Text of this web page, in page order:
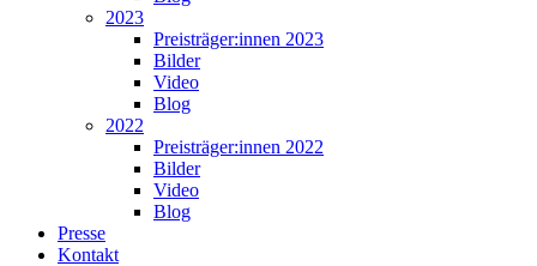
2023
Preisträger:innen 2023
Bilder
Video
Blog
2022
Preisträger:innen 2022
Bilder
Video
Blog
Presse
Kontakt